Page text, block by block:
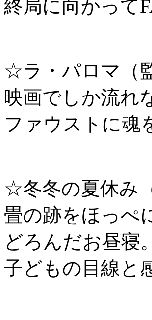
終局に向かって
☆ラ・パロマ（
映画でしか流れ
ファウストに魂
☆冬冬の夏休み
畳の跡をほっぺ
どろんだお昼寝。
子どもの目線と